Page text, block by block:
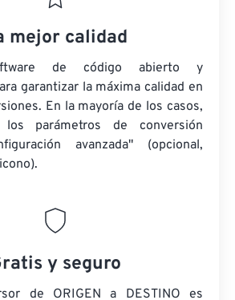
mejor calidad
de código abierto y
garantizar la máxima calidad en
En la mayoría de los casos,
parámetros de conversión
avanzada" (opcional,
icono).
y seguro
de ORIGEN a DESTINO es